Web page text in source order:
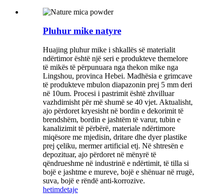
Pluhur mike natyre
Huajing pluhur mike i shkallës së materialit
ndërtimor është një seri e produkteve themelore
të mikës të përpunuara nga thekon mike nga
Lingshou, provinca Hebei. Madhësia e grimcave
të produkteve mbulon diapazonin prej 5 mm deri
në 10um. Procesi i pastrimit është zhvilluar
vazhdimisht për më shumë se 40 vjet. Aktualisht,
ajo përdoret kryesisht në bordin e dekorimit të
brendshëm, bordin e jashtëm të varur, tubin e
kanalizimit të përbërë, materiale ndërtimore
miqësore me mjedisin, dritare dhe dyer plastike
prej çeliku, mermer artificial etj. Në shtresën e
depozituar, ajo përdoret në mënyrë të
qëndrueshme në industrinë e ndërtimit, të tilla si
bojë e jashtme e mureve, bojë e shënuar në rrugë,
suva, bojë e rëndë anti-korrozive.
hetimdetaje